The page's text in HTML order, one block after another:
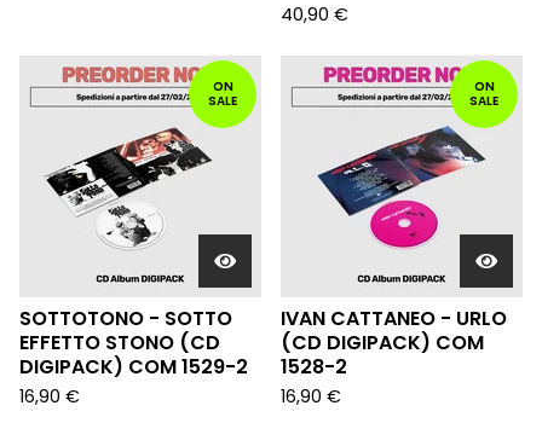
40,90 €
ON
SALE
SOTTOTONO - SOTTO
EFFETTO STONO (CD
DIGIPACK) COM 1529-2
16,90 €
ON
SALE
IVAN CATTANEO - URLO
(CD DIGIPACK) COM
1528-2
16,90 €